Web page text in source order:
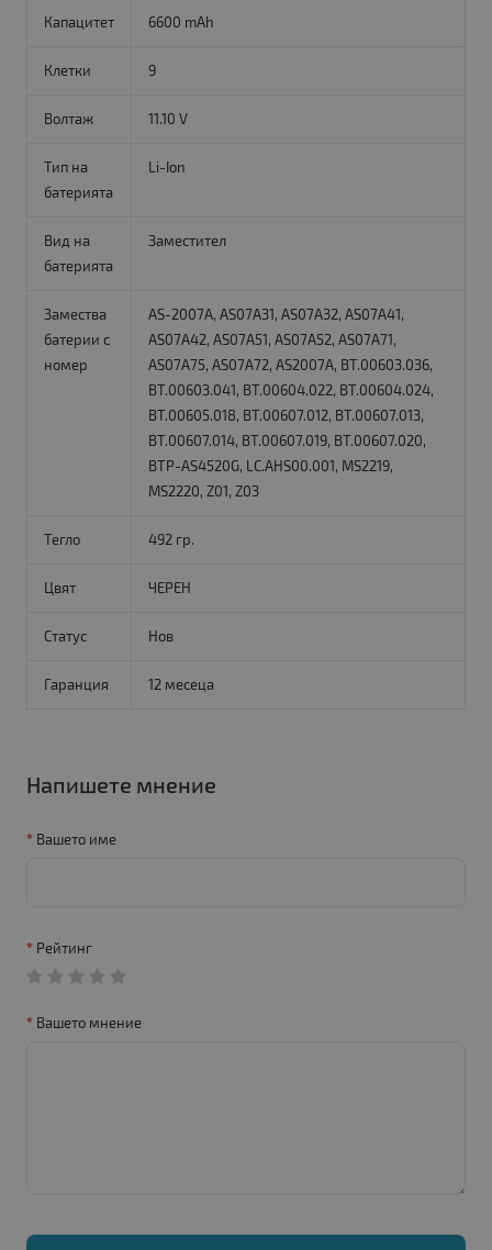
Капацитет 6600 mAh
Клетки 9
Волтаж 11.10 V
Тип на
батерията
Li-Ion
Вид на
батерията
Заместител
Замества
батерии с
номер
AS-2007A, AS07A31, AS07A32, AS07A41,
AS07A42, AS07A51, AS07A52, AS07A71,
AS07A75, AS07A72, AS2007A, BT.00603.036,
BT.00603.041, BT.00604.022, BT.00604.024,
BT.00605.018, BT.00607.012, BT.00607.013,
BT.00607.014, BT.00607.019, BT.00607.020,
BTP-AS4520G, LC.AHS00.001, MS2219,
MS2220, Z01, Z03
Тегло 492 гр.
Цвят ЧЕРЕН
Статус Нов
Гаранция 12 месеца
Напишете мнение
Вашето име
Рейтинг
Вашето мнение